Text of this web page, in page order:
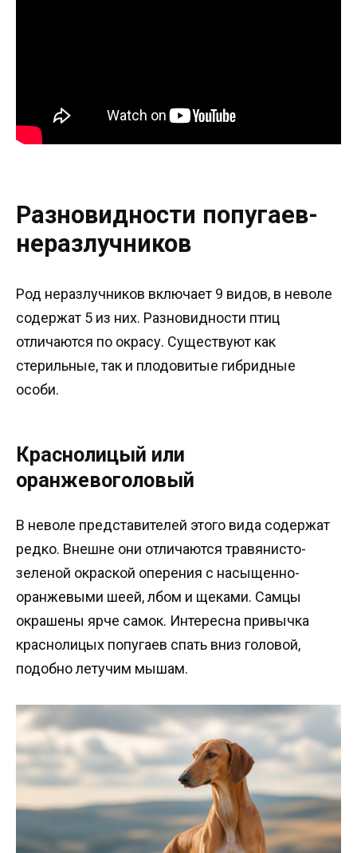
Разновидности попугаев-
неразлучников
Род неразлучников включает 9 видов, в неволе
содержат 5 из них. Разновидности птиц
отличаются по окрасу. Существуют как
стерильные, так и плодовитые гибридные
особи.
Краснолицый или
оранжевоголовый
В неволе представителей этого вида содержат
редко. Внешне они отличаются травянисто-
зеленой окраской оперения с насыщенно-
оранжевыми шеей, лбом и щеками. Самцы
окрашены ярче самок. Интересна привычка
краснолицых попугаев спать вниз головой,
подобно летучим мышам.